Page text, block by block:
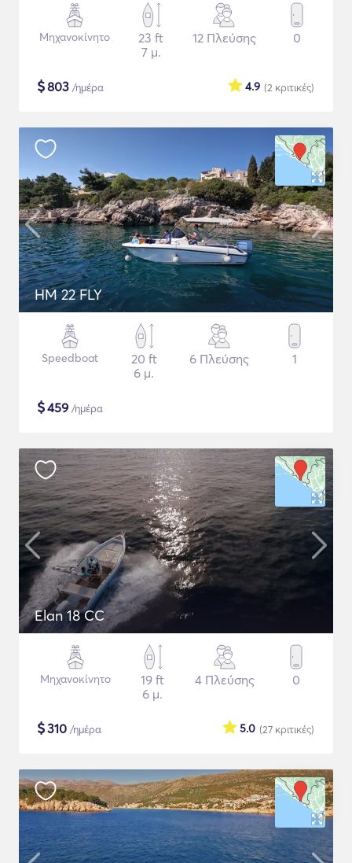
Μηχανοκίνητο
23 ft
7 μ.
12 Πλεύσης 0
$803 /ημέρα (2 κριτικές)
4.9
HM 22 FLY
Speedboat
20 ft
6 μ.
6 Πλεύσης 1
$459 /ημέρα
Elan 18 CC
Μηχανοκίνητο
19 ft
6 μ.
4 Πλεύσης 0
$310 /ημέρα (27 κριτικές)
5.0